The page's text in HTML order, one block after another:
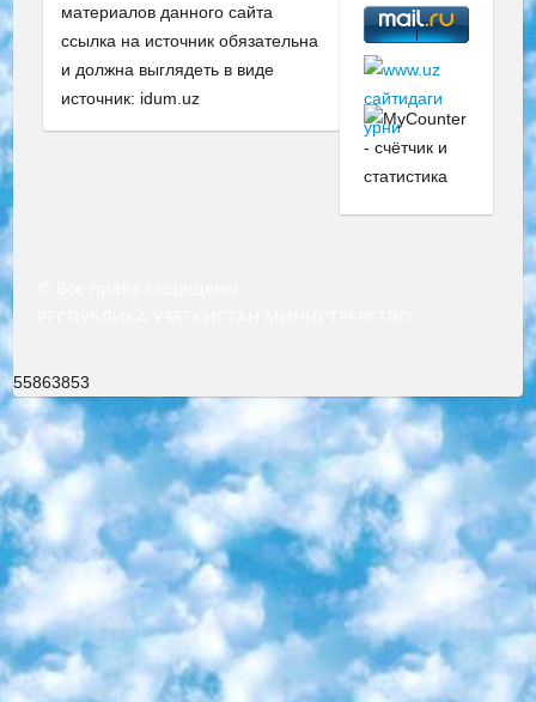
материалов данного сайта
ссылка на источник обязательна
и должна выглядеть в виде
источник: idum.uz
55863853